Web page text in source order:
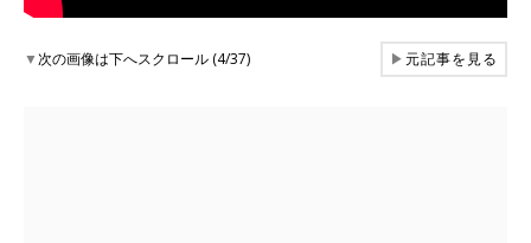
▼次の画像は下へスクロール (4/37) ▶元記事を見る